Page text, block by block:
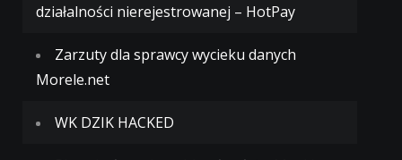
działalności nierejestrowanej – HotPay
Zarzuty dla sprawcy wycieku danych
Morele.net
WK DZIK HACKED